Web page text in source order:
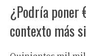
¿Podría
contexto más